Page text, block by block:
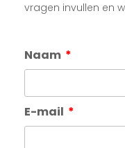
vragen invullen en
Naam
E-mail